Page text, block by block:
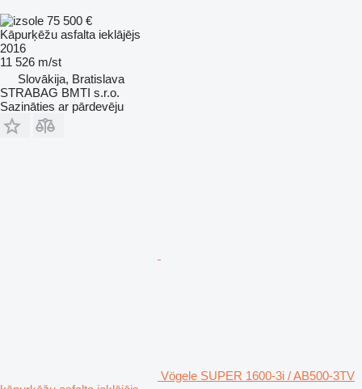
75 500 €
Kāpurķēžu asfalta ieklājējs
2016
11 526 m/st
Slovākija, Bratislava
STRABAG BMTI s.r.o.
Sazināties ar pārdevēju
Vögele SUPER 1600-3i / AB500-3TV